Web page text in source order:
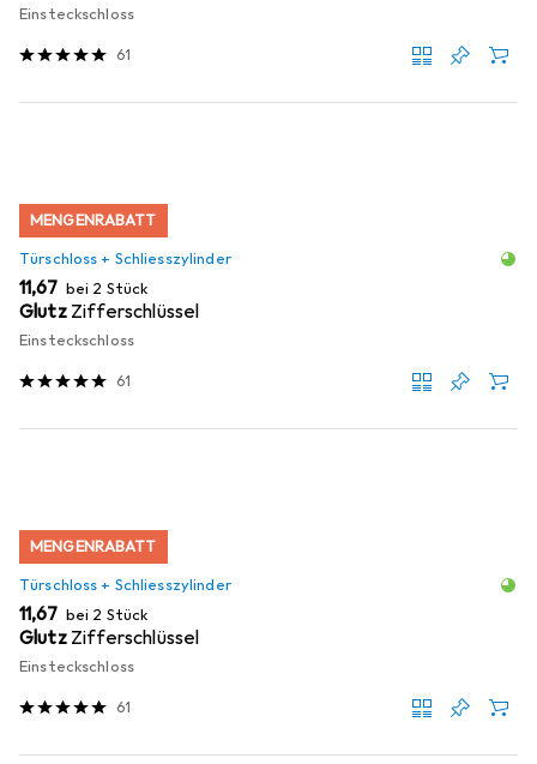
Einsteckschloss
61
MENGENRABATT
Türschloss + Schliesszylinder
EUR
11,67 bei 2 Stück
Glutz Zifferschlüssel
Einsteckschloss
61
MENGENRABATT
Türschloss + Schliesszylinder
EUR
11,67 bei 2 Stück
Glutz Zifferschlüssel
Einsteckschloss
61